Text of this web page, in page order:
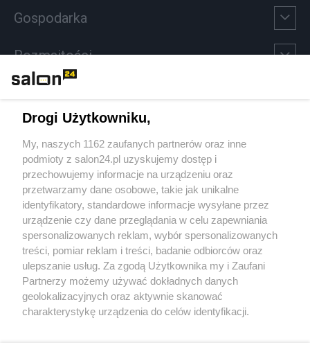
Gospodarka
Rozmaitości
Sport
Społeczeństwo
Kultura
X Facebook Instagram Youtube
Drogi Użytkowniku,
My, naszych 1162 zaufanych partnerów oraz inne
podmioty z salon24.pl uzyskujemy dostęp i
przechowujemy informacje na urządzeniu oraz
przetwarzamy dane osobowe, takie jak unikalne
identyfikatory, standardowe informacje wysyłane przez
urządzenie czy dane przeglądania w celu zapewniania
spersonalizowanych reklam, wybór spersonalizowanych
treści, pomiar reklam i treści, badanie odbiorców oraz
ulepszanie usług. Za zgodą Użytkownika my i Zaufani
Partnerzy możemy używać dokładnych danych
geolokalizacyjnych oraz aktywnie skanować
charakterystykę urządzenia do celów identyfikacji.